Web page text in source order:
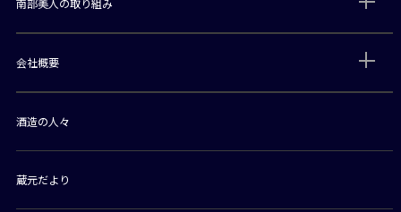
南部美人の取り組み
会社概要
酒造の人々
蔵元だより